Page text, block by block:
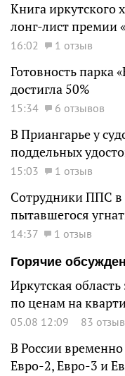
Книга иркутского
лонг-лист премии
16:02 1 отзыв
Готовность парка
достигла 50%
15:34 6 отзывов
В Приангарье у
поддельных
15:03 1 отзыв
Сотрудники ППС в
пытавшегося
14:37
1 отзыв
Горячие
Иркутская
по ценам на
05.08 12:09 83
В России
Евро-2, Евро-3 и